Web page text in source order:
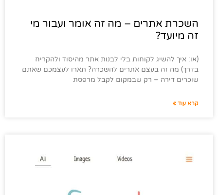
השכרת אתרים – מה זה אומר ועבור מי
זה מיועד?
(או: איך להשיג לקוחות בלי לבנות אתר מהיסוד ולהקריח
בדרך) מה זה בעצם אתרים להשכרה? תארו לעצמכם שאתם
שוכרים דירה – רק שבמקום לקבל מרפסת
קרא עוד »